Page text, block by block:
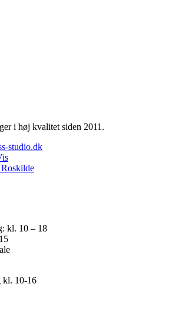
i høj kvalitet siden 2011.
studio.dk
kl. 10 – 18
kl. 10-16